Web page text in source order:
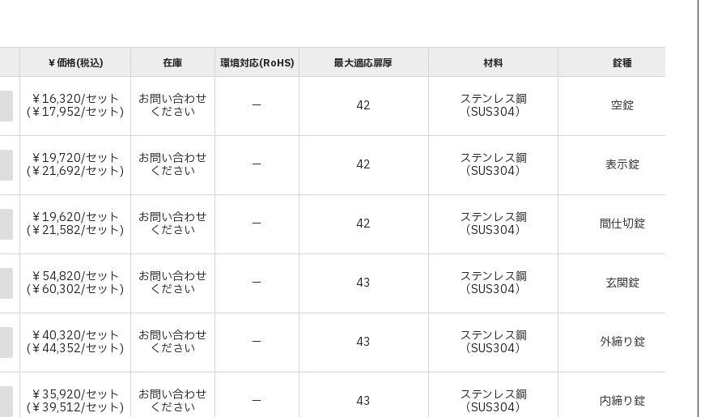
￥価格(税込) 在庫 環境対応(RoHS) 最大適応扉厚 材料 錠種
￥16,320/セット
(￥17,952/セット)
お問い合わせ
ください － 42 ステンレス鋼
（SUS304） 空錠
￥19,720/セット
(￥21,692/セット)
お問い合わせ
ください － 42 ステンレス鋼
（SUS304） 表示錠
￥19,620/セット
(￥21,582/セット)
お問い合わせ
ください － 42 ステンレス鋼
（SUS304） 間仕切錠
￥54,820/セット
(￥60,302/セット)
お問い合わせ
ください － 43 ステンレス鋼
（SUS304） 玄関錠
￥40,320/セット
(￥44,352/セット)
お問い合わせ
ください － 43 ステンレス鋼
（SUS304） 外締り錠
￥35,920/セット
(￥39,512/セット)
お問い合わせ
ください － 43 ステンレス鋼
（SUS304） 内締り錠